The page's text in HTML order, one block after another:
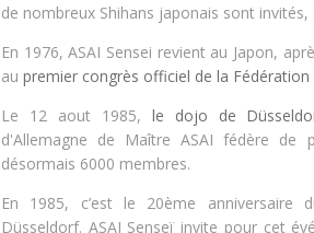
de nombreux Shihans japonais sont
En 1976, ASAI Sensei revient au Japon,
au premier congrès officiel de la
Le 12 aout 1985, le dojo de
d'Allemagne de Maître ASAI fédère
désormais 6000 membres.
En 1985, c’est le 20ème
Düsseldorf. ASAI Senseï invite pour cet